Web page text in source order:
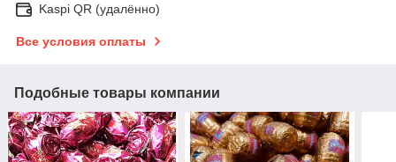
Kaspi QR (удалённо)
Все условия оплаты
Подобные товары компании